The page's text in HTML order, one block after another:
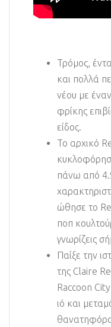
Τρόμος,
και πολλά
νέου με
φρίκης
είδος.
Το αρχικό
πάνω από
ώθησε το
ποπ
γνωρίζεις
Παίξε την
της Claire
Raccoon
ιό και